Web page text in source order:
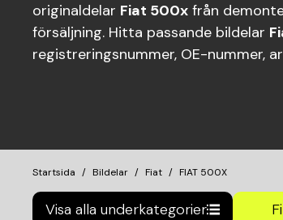
originaldelar Fiat 500x från
försäljning. Hitta passande bildelar
registreringsnummer, OE-nummer,
Startsida Bildelar Fiat FIAT 500X
Visa alla underkategorier